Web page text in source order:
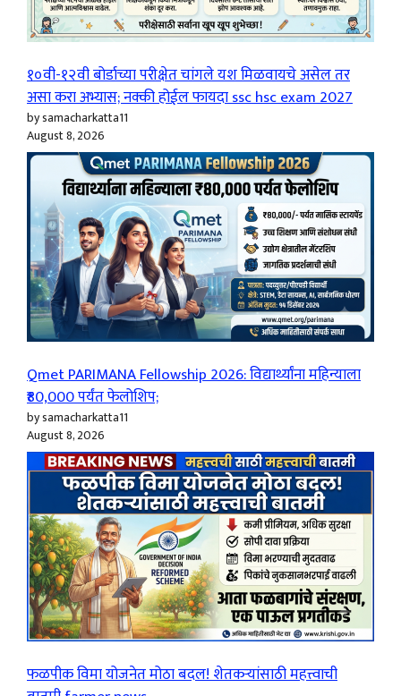
१०वी-१२वी बोर्डाच्या परीक्षेत चांगले यश मिळवायचे असेल तर
असा करा अभ्यास; नक्की होईल फायदा ssc hsc exam 2027
by samacharkatta11
August 8, 2026
Qmet PARIMANA Fellowship 2026: विद्यार्थ्यांना महिन्याला
₹80,000 पर्यंत फेलोशिप;
by samacharkatta11
August 8, 2026
फळपीक विमा योजनेत मोठा बदल! शेतकऱ्यांसाठी महत्त्वाची